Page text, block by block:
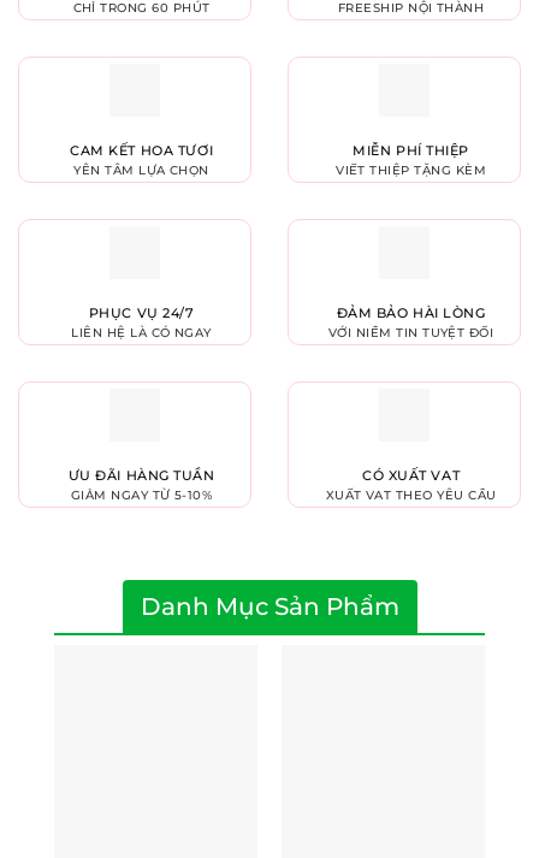
CHỈ TRONG 60 PHÚT FREESHIP NỘI THÀNH
CAM KẾT HOA TƯƠI
YÊN TÂM LỰA CHỌN
MIỄN PHÍ THIỆP
VIẾT THIỆP TẶNG KÈM
PHỤC VỤ 24/7
LIÊN HỆ LÀ CÓ NGAY
ĐẢM BẢO HÀI LÒNG
VỚI NIỀM TIN TUYỆT ĐỐI
ƯU ĐÃI HÀNG TUẦN
GIẢM NGAY TỪ 5-10%
CÓ XUẤT VAT
XUẤT VAT THEO YÊU CẦU
Danh Mục Sản Phẩm